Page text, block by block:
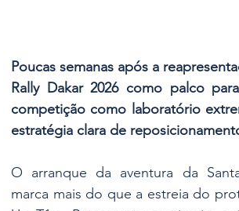
Poucas semanas após a
Rally Dakar 2026 como palco
competição como laboratório
estratégia clara de
O arranque da aventura da
marca mais do que a estreia do